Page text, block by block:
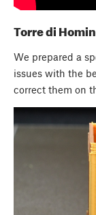
Torre di
We prepared a
issues with the
correct them on